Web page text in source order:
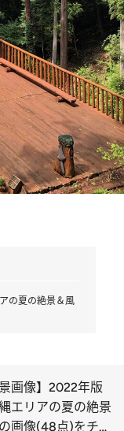
の夏の絶景＆風
景画像】2022年版
エリアの夏の絶景
画像(48点)をチェ